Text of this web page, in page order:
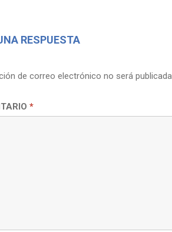
RESPUESTA
de correo electrónico no será publicada.
*